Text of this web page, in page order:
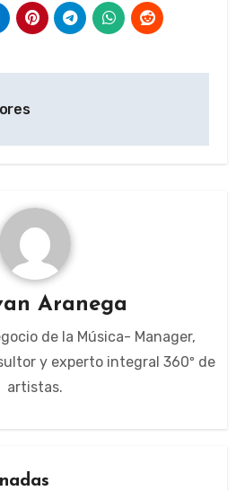
Aranega
de la Música- Manager,
y experto integral 360º de
artistas.